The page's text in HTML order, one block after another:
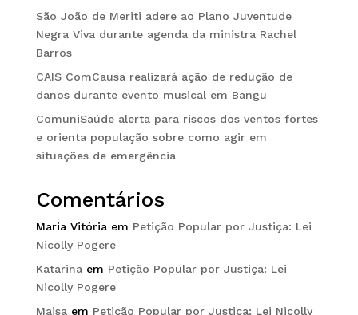
São João de Meriti adere ao Plano Juventude
Negra Viva durante agenda da ministra Rachel
Barros
CAIS ComCausa realizará ação de redução de
danos durante evento musical em Bangu
ComuniSaúde alerta para riscos dos ventos fortes
e orienta população sobre como agir em
situações de emergência
Comentários
Maria Vitóriaem Petição Popular por Justiça: Lei
Nicolly Pogere
Katarinaem Petição Popular por Justiça: Lei
Nicolly Pogere
Maisaem Petição Popular por Justiça: Lei Nicolly